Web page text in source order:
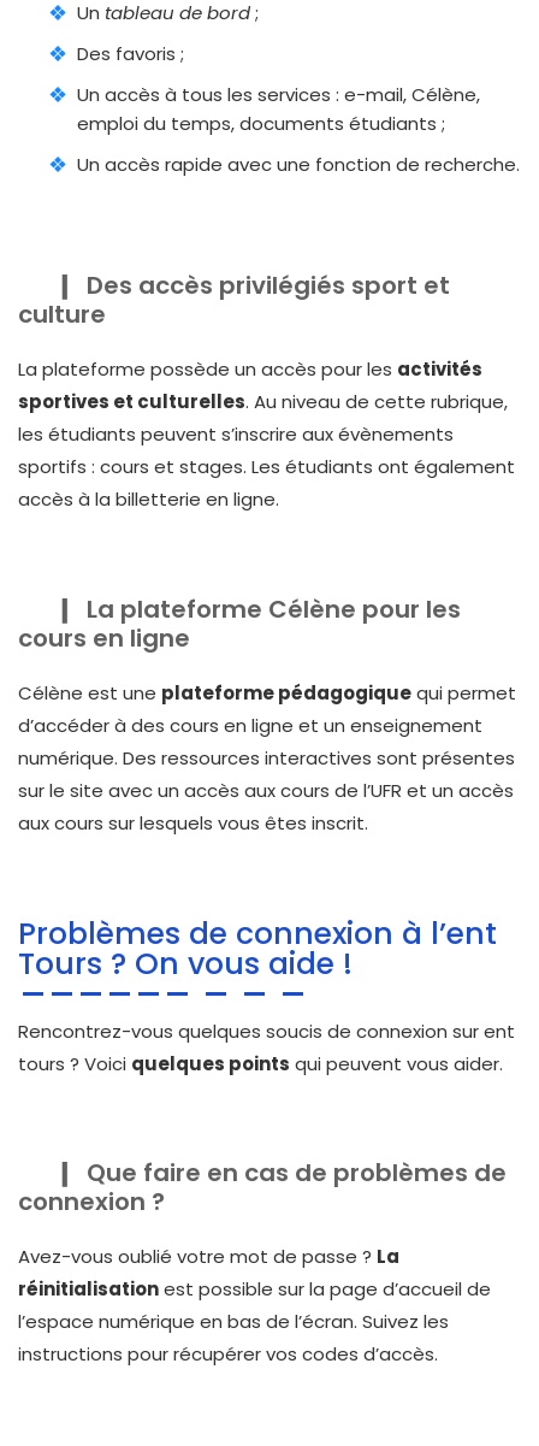
Un tableau de bord;
Des favoris ;
Un accès à tous les services : e-mail, Célène,
emploi du temps, documents étudiants ;
Un accès rapide avec une fonction de recherche.
Des accès privilégiés sport et
culture
La plateforme possède un accès pour les activités
sportives et culturelles. Au niveau de cette rubrique,
les étudiants peuvent s’inscrire aux évènements
sportifs : cours et stages. Les étudiants ont également
accès à la billetterie en ligne.
La plateforme Célène pour les
cours en ligne
Célène est une plateforme pédagogiquequi permet
d’accéder à des cours en ligne et un enseignement
numérique. Des ressources interactives sont présentes
sur le site avec un accès aux cours de l’UFR et un accès
aux cours sur lesquels vous êtes inscrit.
Problèmes de connexion à l’ent
Tours ? On vous aide !
Rencontrez-vous quelques soucis de connexion sur ent
tours ? Voici quelques points qui peuvent vous aider.
Que faire en cas de problèmes de
connexion ?
Avez-vous oublié votre mot de passe ? La
réinitialisationest possible sur la page d’accueil de
l’espace numérique en bas de l’écran. Suivez les
instructions pour récupérer vos codes d’accès.